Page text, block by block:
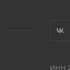
ИНН